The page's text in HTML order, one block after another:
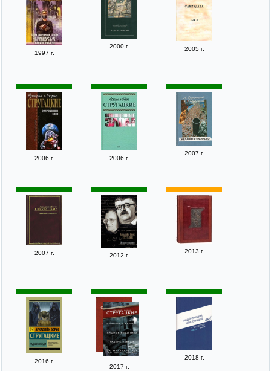
1997 г.
2000 г. 2005 г.
2006 г. 2006 г.
2007 г.
2007 г. 2012 г.
2013 г.
2016 г.
2017 г.
2018 г.